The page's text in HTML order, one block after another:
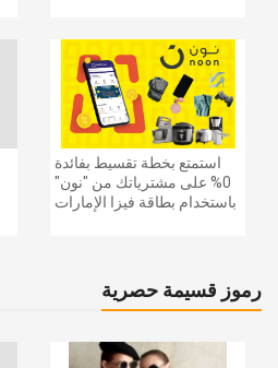
استمتع بخطة تقسيط بفائدة
0% على مشترياتك من "نون"
باستخدام بطاقة فيزا الإمارات
رموز قسيمة حصرية